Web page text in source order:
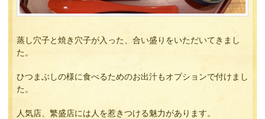
蒸し穴子と焼き穴子が入った、合い盛りをいただいてきまし
た。
ひつまぶしの様に食べるためのお出汁もオプションで付けまし
た。
人気店、繁盛店には人を惹きつける魅力があります。